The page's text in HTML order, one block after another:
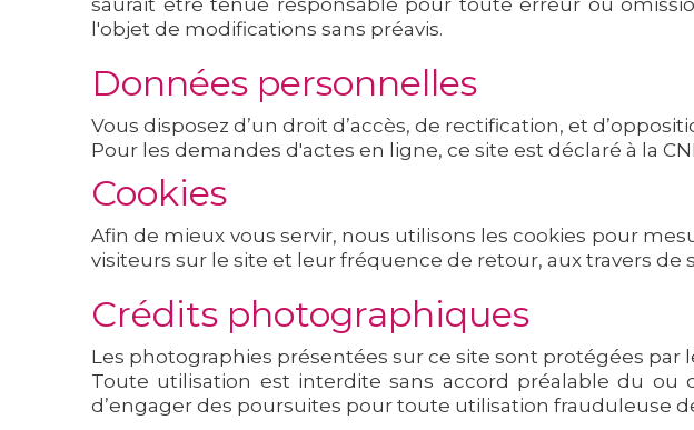
saurait être tenue responsable pour toute erreur ou
l'objet de modifications sans préavis.
Données personnelles
Vous disposez d’un droit d’accès, de rectification, et
Pour les demandes d'actes en ligne, ce site est déclaré à la
Cookies
Afin de mieux vous servir, nous utilisons les cookies pour
visiteurs sur le site et leur fréquence de retour, aux travers
Crédits photographiques
Les photographies présentées sur ce site sont protégées
Toute utilisation est interdite sans accord préalable du ou
d’engager des poursuites pour toute utilisation frauduleuse